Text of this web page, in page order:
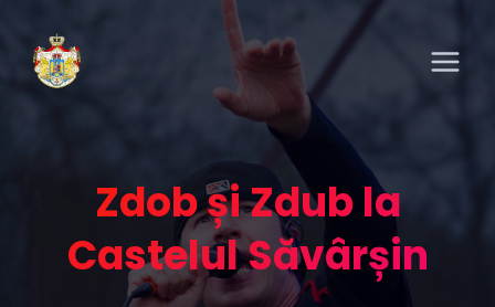
Zdob și Zdub la
Castelul Săvârșin